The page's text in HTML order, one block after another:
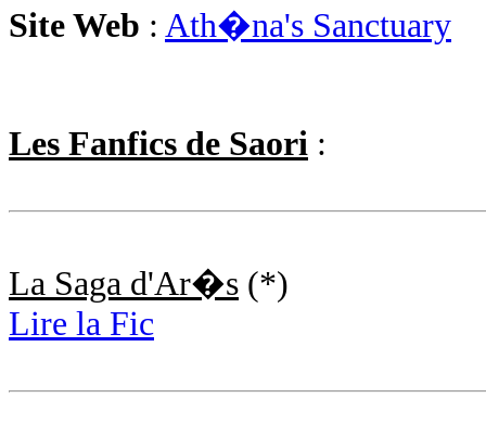
Site Web : Ath�na's Sanctuary
Les Fanfics de Saori :
La Saga d'Ar�s (*)
Lire la Fic